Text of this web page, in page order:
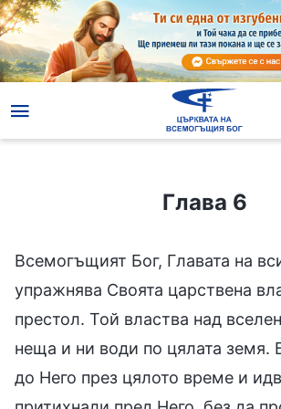
Глава 6
Всемогъщият Бог, Главата на
упражнява Своята царствена
престол. Той властва над
неща и ни води по цялата земя.
до Него през цялото време и